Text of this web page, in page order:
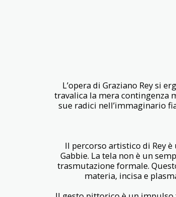
L’opera di Graziano Rey si
travalica la mera contingenza
sue radici nell’immaginario
Il percorso artistico di Rey
Gabbie. La tela non è un
trasmutazione formale.
materia, incisa e